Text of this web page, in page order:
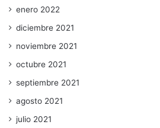
enero 2022
diciembre 2021
noviembre 2021
octubre 2021
septiembre 2021
agosto 2021
julio 2021